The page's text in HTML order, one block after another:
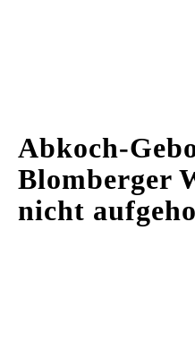
Abkoch-
Blomberger
nicht